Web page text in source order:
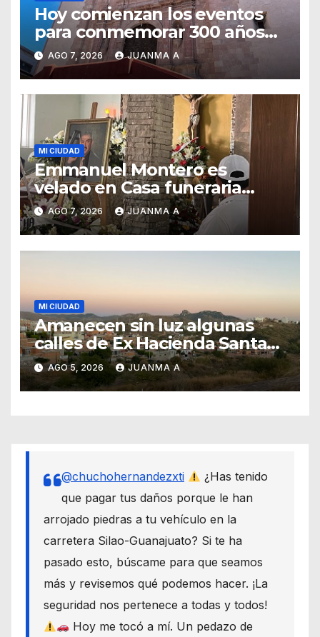
Hoy comienzan los eventos
para conmemorar 300 años
del templo de San Roque
AGO 7, 2026 JUANMA A
MI CIUDAD
Emmanuel Montero es
velado en Casa funeraria
Forasté
AGO 7, 2026 JUANMA A
MI CIUDAD
Amanecen sin luz algunas
calles de Ex Hacienda Santa
Teresa
AGO 5, 2026 JUANMA A
@chuchohernandezxti
¿Has tenido
que pagar tus daños porque le han
arrojado piedras a tu vehículo en la
carretera Silao-Guanajuato? Si te ha
pasado esto, búscame para que seamos
más y revisemos qué podemos hacer. ¡La
seguridad nos pertenece a todas y todos!
Hoy me tocó a mí. Un pedazo de